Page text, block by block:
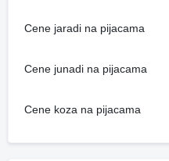
Cene jaradi na pijacama
Cene junadi na pijacama
Cene koza na pijacama